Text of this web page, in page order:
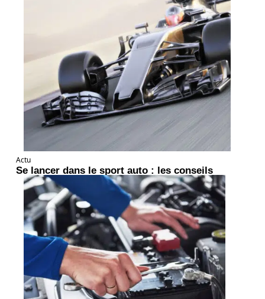
Actu
Se lancer dans le sport auto : les conseils